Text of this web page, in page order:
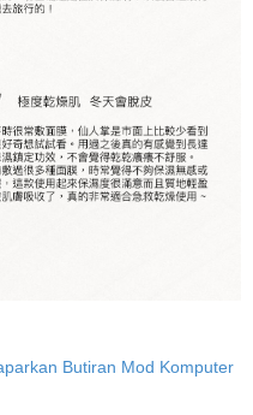
Butiran Mod Komputer